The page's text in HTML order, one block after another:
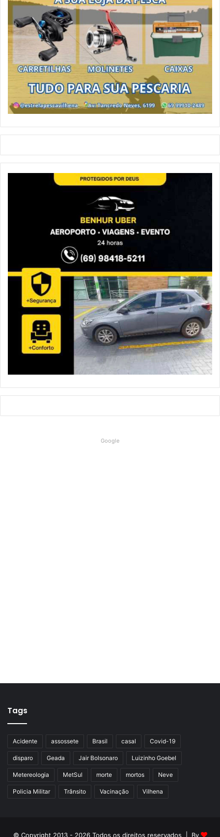
Google
Tags
Acidente assossete Brasil casal Covid-19
disparo Geada Jair Bolsonaro Luizinho Goebel
Metereologia MetSul morte mortos Neve
Policia Militar Trânsito Vacinação Vilhena
© Copyright 2013 - 2026 Todos os direitos reservados | By